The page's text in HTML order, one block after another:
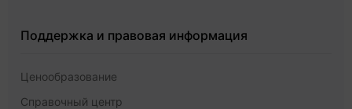
Поддержка и правовая информация
Ценообразование
Справочный центр